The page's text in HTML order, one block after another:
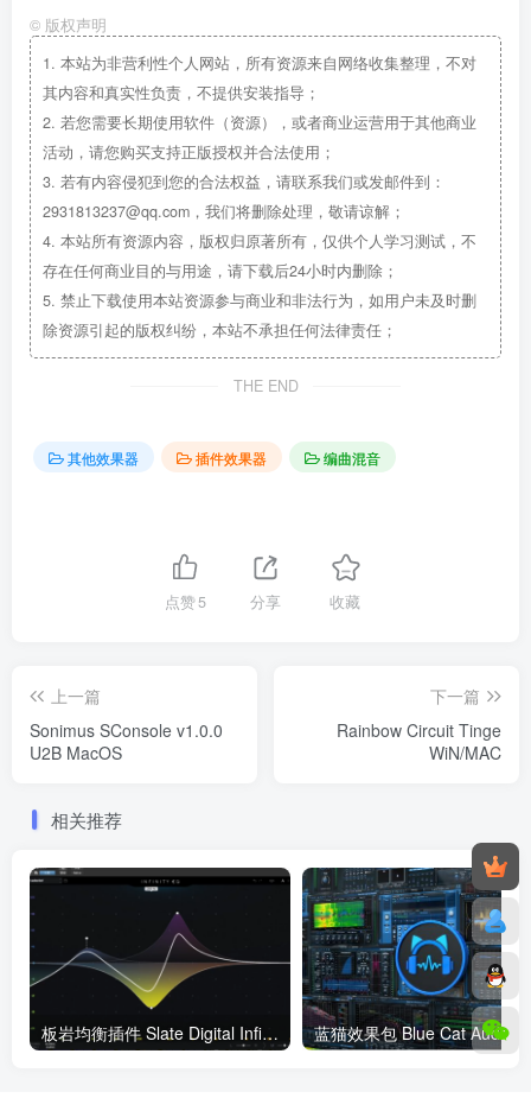
© 版权声明
1. 本站为非营利性个人网站，所有资源来自网络收集整理，不对
其内容和真实性负责，不提供安装指导；
2. 若您需要长期使用软件（资源），或者商业运营用于其他商业
活动，请您购买支持正版授权并合法使用；
3. 若有内容侵犯到您的合法权益，请联系我们或发邮件到：
2931813237@qq.com，我们将删除处理，敬请谅解；
4. 本站所有资源内容，版权归原著所有，仅供个人学习测试，不
存在任何商业目的与用途，请下载后24小时内删除；
5. 禁止下载使用本站资源参与商业和非法行为，如用户未及时删
除资源引起的版权纠纷，本站不承担任何法律责任；
THE END
其他效果器 插件效果器 编曲混音
点赞5 分享 收藏
上一篇
Sonimus SConsole v1.0.0
U2B MacOS
下一篇
Rainbow Circuit Tinge
WiN/MAC
相关推荐
板岩均衡插件 Slate Digital Infinity EQ WIN